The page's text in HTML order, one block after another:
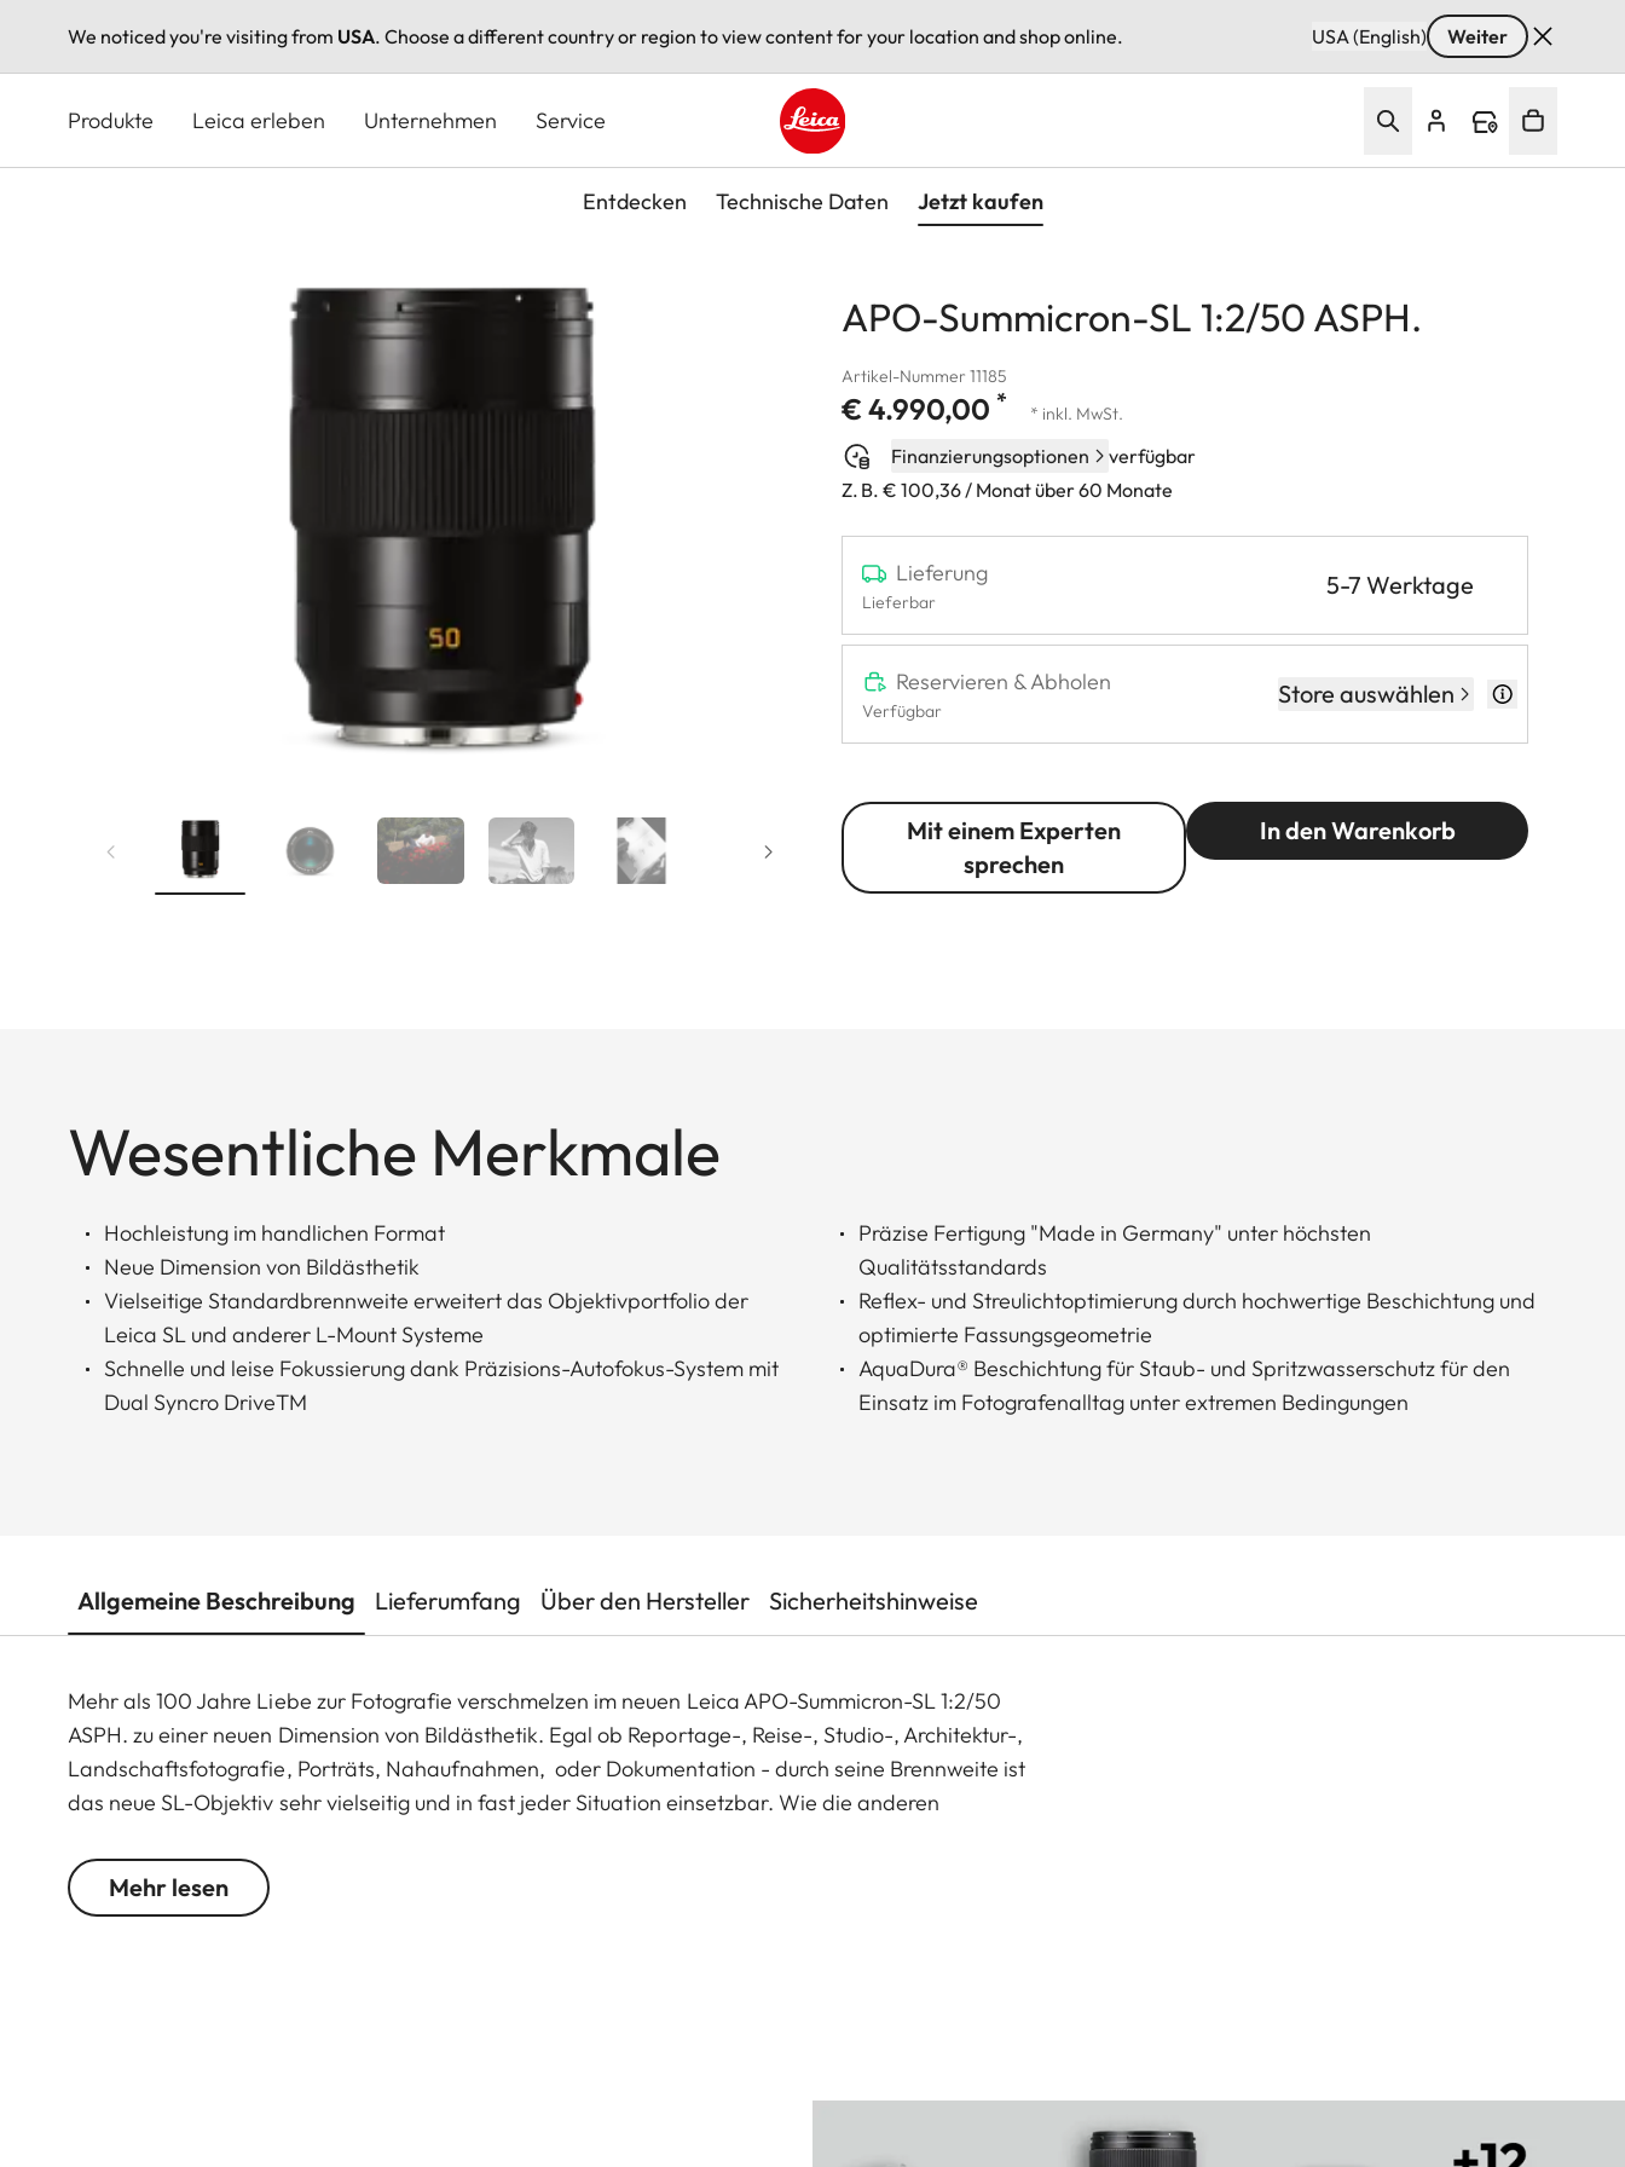
We noticed you're visiting from USA. Choose a different country or region to view content for your location and shop online. USA (English) Weiter
Produkte Leica erleben Unternehmen Service
Leica logo - Home
Entdecken Technische Daten Jetzt kaufen
APO-Summicron-SL 1:2/50 ASPH.
Artikel-Nummer 11185
€ 4.990,00 * * inkl. MwSt.
Finanzierungsoptionen
verfügbar
Z. B. € 100,36 / Monat über 60 Monate
Lieferung
Lieferbar
5-7 Werktage
Reservieren & Abholen
Verfügbar
Store auswählen
Mit einem Experten
sprechen
In den Warenkorb
Wesentliche Merkmale
Hochleistung im handlichen Format
Neue Dimension von Bildästhetik
Vielseitige Standardbrennweite erweitert das Objektivportfolio der
Leica SL und anderer L-Mount Systeme
Schnelle und leise Fokussierung dank Präzisions-Autofokus-System mit
Dual Syncro DriveTM
Präzise Fertigung "Made in Germany" unter höchsten
Qualitätsstandards
Reflex- und Streulichtoptimierung durch hochwertige Beschichtung und
optimierte Fassungsgeometrie
AquaDura® Beschichtung für Staub- und Spritzwasserschutz für den
Einsatz im Fotografenalltag unter extremen Bedingungen
Allgemeine Beschreibung Lieferumfang Über den Hersteller Sicherheitshinweise
Mehr als 100 Jahre Liebe zur Fotografie verschmelzen im neuen Leica APO-Summicron-SL 1:2/50
ASPH. zu einer neuen Dimension von Bildästhetik. Egal ob Reportage-, Reise-, Studio-, Architektur-,
Landschaftsfotografie, Porträts, Nahaufnahmen, oder Dokumentation - durch seine Brennweite ist
das neue SL-Objektiv sehr vielseitig und in fast jeder Situation einsetzbar. Wie die anderen
sich als neue Referenz unter den Standardbrennweiten. Der verwendete L-Mount Standard macht das
APO-Summicron-SL 1:2/50 ASPH. zudem voll kompatibel mit Kameras anderer L-Mount Alliance
einem Höchstmaß in Puncto Bildqualität bei und das auch schon bei voll geöffneter Blende - denn für
Mehr lesen